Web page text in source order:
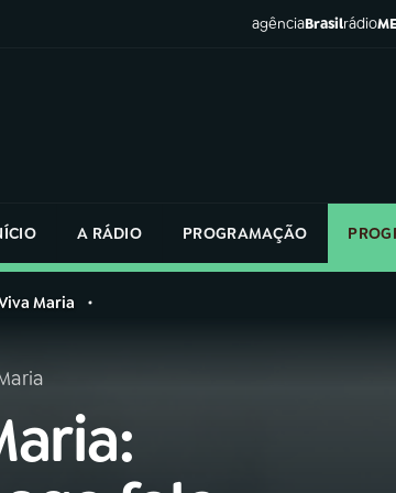
agênciaBrasilrádio
A RÁDIO PROGRAMAÇÃO
Maria